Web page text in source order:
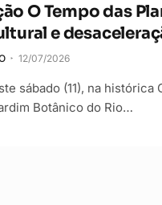
O Tempo das
e
12/07/2026
sábado (11), na histórica
Botânico do Rio…